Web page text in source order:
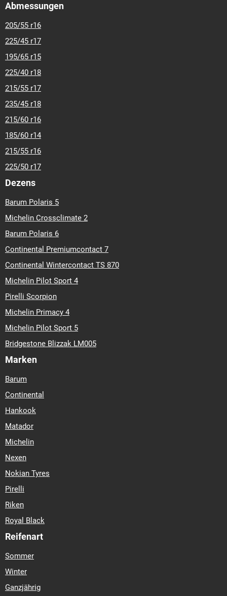
Abmessungen
205/55 r16
225/45 r17
195/65 r15
225/40 r18
215/55 r17
235/45 r18
215/60 r16
185/60 r14
215/55 r16
225/50 r17
Dezens
Barum Polaris 5
Michelin Crossclimate 2
Barum Polaris 6
Continental Premiumcontact 7
Continental Wintercontact TS 870
Michelin Pilot Sport 4
Pirelli Scorpion
Michelin Primacy 4
Michelin Pilot Sport 5
Bridgestone Blizzak LM005
Marken
Barum
Continental
Hankook
Matador
Michelin
Nexen
Nokian Tyres
Pirelli
Riken
Royal Black
Reifenart
Sommer
Winter
Ganzjährig